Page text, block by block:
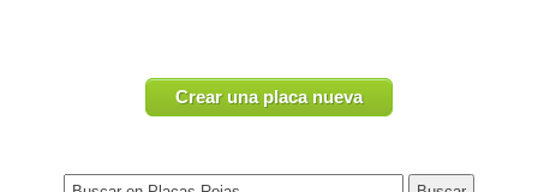
Crear una placa nueva